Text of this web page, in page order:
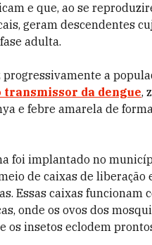
e que, ao se
geram descendentes
adulta.
progressivamente a
transmissor da dengue,
e febre amarela de
foi implantado no
de caixas de liberação
Essas caixas funcionam
onde os ovos dos
os insetos eclodem